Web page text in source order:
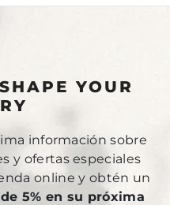
YOUR
información sobre
y ofertas especiales
online y obtén un
5% en su próxima